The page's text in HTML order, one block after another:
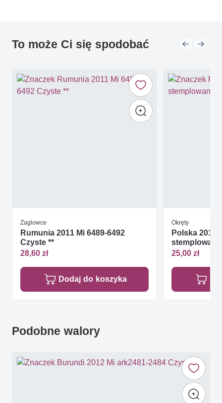
To może Ci się spodobać
Żaglowce
Rumunia 2011 Mi 6489-6492
Czyste **
28,60 zł
Dodaj do koszyka
Okręty
Polska 2013
stemplowane
25,00 zł
Podobne walory